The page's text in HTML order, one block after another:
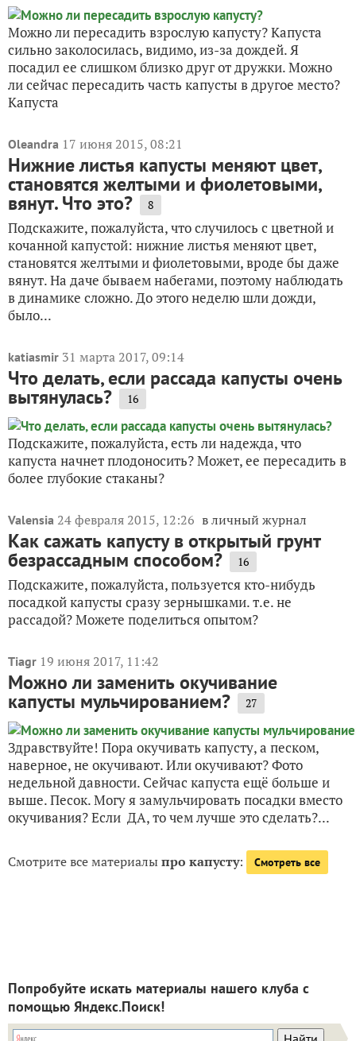
Можно ли пересадить взрослую капусту? Капуста
сильно заколосилась, видимо, из-за дождей. Я
посадил ее слишком близко друг от дружки. Можно
ли сейчас пересадить часть капусты в другое место?
Капуста
Oleandra 17 июня 2015, 08:21
Нижние листья капусты меняют цвет,
становятся желтыми и фиолетовыми,
вянут. Что это? 8
Подскажите, пожалуйста, что случилось с цветной и
кочанной капустой: нижние листья меняют цвет,
становятся желтыми и фиолетовыми, вроде бы даже
вянут. На даче бываем набегами, поэтому наблюдать
в динамике сложно. До этого неделю шли дожди,
было...
katiasmir 31 марта 2017, 09:14
Что делать, если рассада капусты очень
вытянулась? 16
Подскажите, пожалуйста, есть ли надежда, что
капуста начнет плодоносить? Может, ее пересадить в
более глубокие стаканы?
Valensia 24 февраля 2015, 12:26 в личный журнал
Как сажать капусту в открытый грунт
безрассадным способом? 16
Подскажите, пожалуйста, пользуется кто-нибудь
посадкой капусты сразу зернышками. т.е. не
рассадой? Можете поделиться опытом?
Tiagr 19 июня 2017, 11:42
Можно ли заменить окучивание
капусты мульчированием? 27
Здравствуйте! Пора окучивать капусту, а песком,
наверное, не окучивают. Или окучивают? Фото
недельной давности. Сейчас капуста ещё больше и
выше. Песок. Могу я замульчировать посадки вместо
окучивания? Если ДА, то чем лучше это сделать?...
Смотрите все материалыпро капусту: Смотреть все
Попробуйте искать материалы нашего клуба с
помощью Яндекс.Поиск!